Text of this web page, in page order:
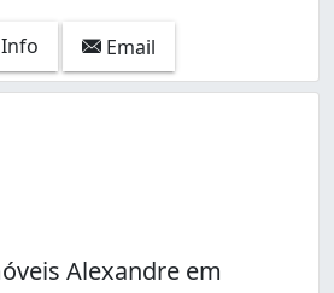
Info Email
Alexandre em